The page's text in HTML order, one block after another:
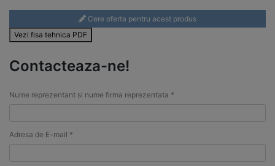
Cere oferta pentru acest produs
Vezi fisa tehnica PDF
Contacteaza-ne!
Nume reprezentant si nume firma reprezentata *
Adresa de E-mail *